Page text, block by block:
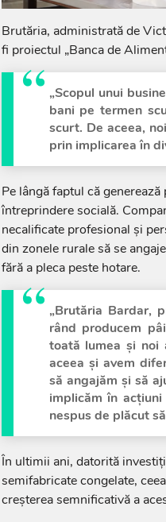
Brutăria, administrată de
fi proiectul „Banca de
„Scopul unui
bani pe termen
scurt. De aceea,
prin implicarea în
Pe lângă faptul că
întreprindere socială.
necalificate profesional și
din zonele rurale să se
fără a pleca peste hotare.
„Brutăria Bardar,
rând producem
toată lumea și noi
aceea și avem
să angajăm și să
implicăm în
nespus de plăcut
În ultimii ani, datorită
semifabricate congelate,
creșterea semnificativă a